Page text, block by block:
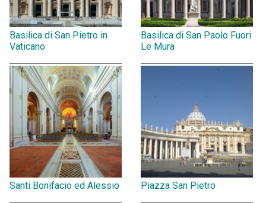
Basilica di San Pietro in
Vaticano
Basilica di San Paolo Fuori
Le Mura
Santi Bonifacio ed Alessio Piazza San Pietro